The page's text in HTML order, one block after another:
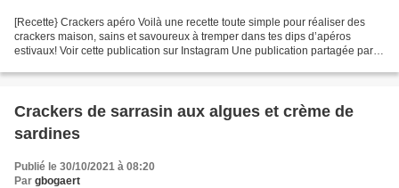
[Recette} Crackers apéro Voilà une recette toute simple pour réaliser des
crackers maison, sains et savoureux à tremper dans tes dips d’apéros
estivaux! Voir cette publication sur Instagram Une publication partagée par
Crackers de sarrasin aux algues et crème de
sardines
Publié le 30/10/2021 à 08:20
Par gbogaert